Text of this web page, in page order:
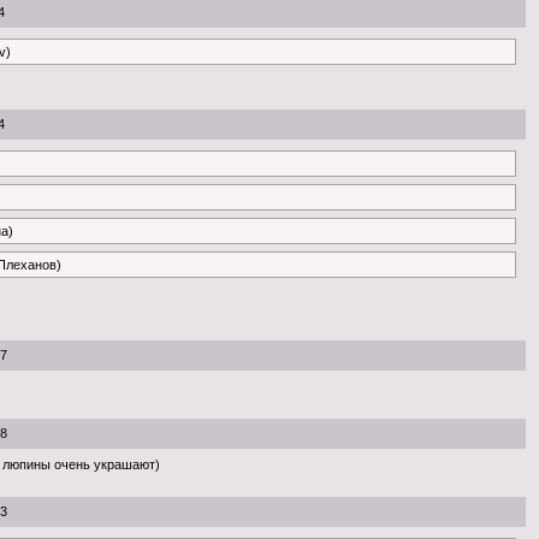
очень украшают)